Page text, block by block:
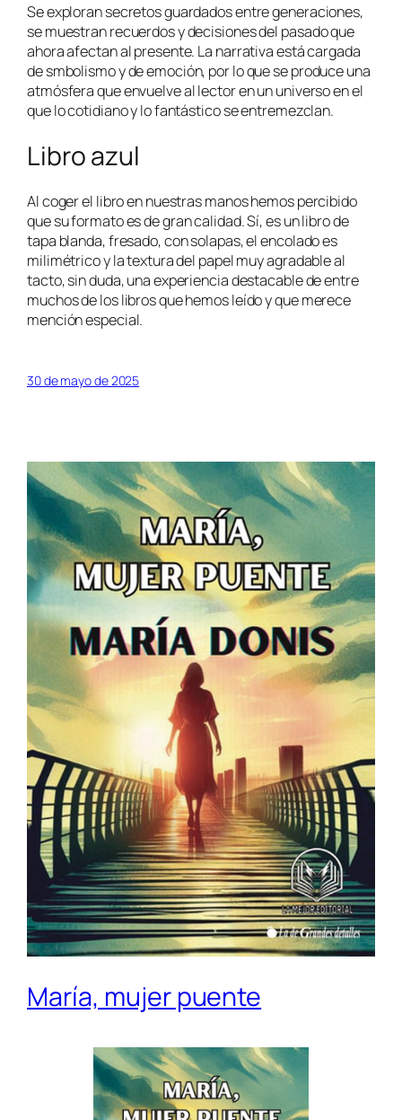
Se exploran secretos guardados entre generaciones,
se muestran recuerdos y decisiones del pasado que
ahora afectan al presente. La narrativa está cargada
de smbolismo y de emoción, por lo que se produce una
atmósfera que envuelve al lector en un universo en el
que lo cotidiano y lo fantástico se entremezclan.
Libro azul
Al coger el libro en nuestras manos hemos percibido
que su formato es de gran calidad. Sí, es un libro de
tapa blanda, fresado, con solapas, el encolado es
milimétrico y la textura del papel muy agradable al
tacto, sin duda, una experiencia destacable de entre
muchos de los libros que hemos leído y que merece
mención especial.
30 de mayo de 2025
María, mujer puente